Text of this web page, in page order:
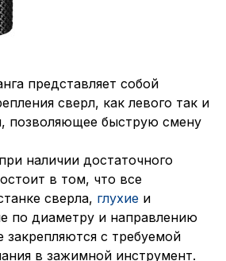
представляет собой
сверл, как левого так и
позволяющее быструю смену
наличии достаточного
в том, что все
сверла, глухие и
по диаметру и направлению
закрепляются с требуемой
в зажимной инструмент.